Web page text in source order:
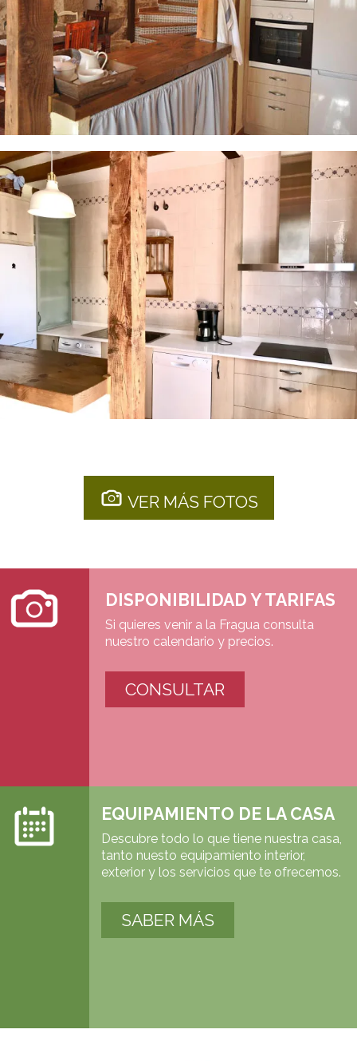
VER MÁS FOTOS
DISPONIBILIDAD Y TARIFAS
Si quieres venir a la Fragua consulta
nuestro calendario y precios.
CONSULTAR
EQUIPAMIENTO DE LA CASA
Descubre todo lo que tiene nuestra casa,
tanto nuesto equipamiento interior,
exterior y los servicios que te ofrecemos.
SABER MÁS